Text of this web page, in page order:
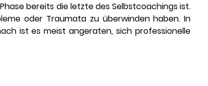
bereits die letzte des Selbstcoachings ist.
oder Traumata zu überwinden haben. In
ist es meist angeraten, sich professionelle